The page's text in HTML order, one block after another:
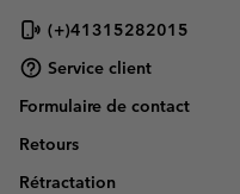
(+)41315282015
Service client
Formulaire de contact
Retours
Rétractation